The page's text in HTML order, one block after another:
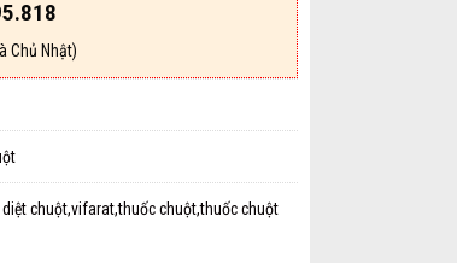
Chủ Nhật)
chuột,vifarat,thuốc chuột,thuốc chuột